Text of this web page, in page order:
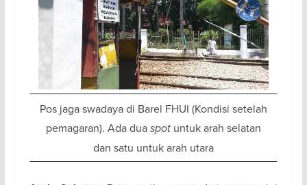
Pos jaga swadaya di Barel FHUI (Kondisi setelah
pemagaran). Ada duaspotuntuk arah selatan
dan satu untuk arah utara